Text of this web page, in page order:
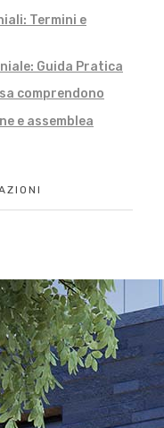
Termini e
Guida Pratica
comprendono
e assemblea